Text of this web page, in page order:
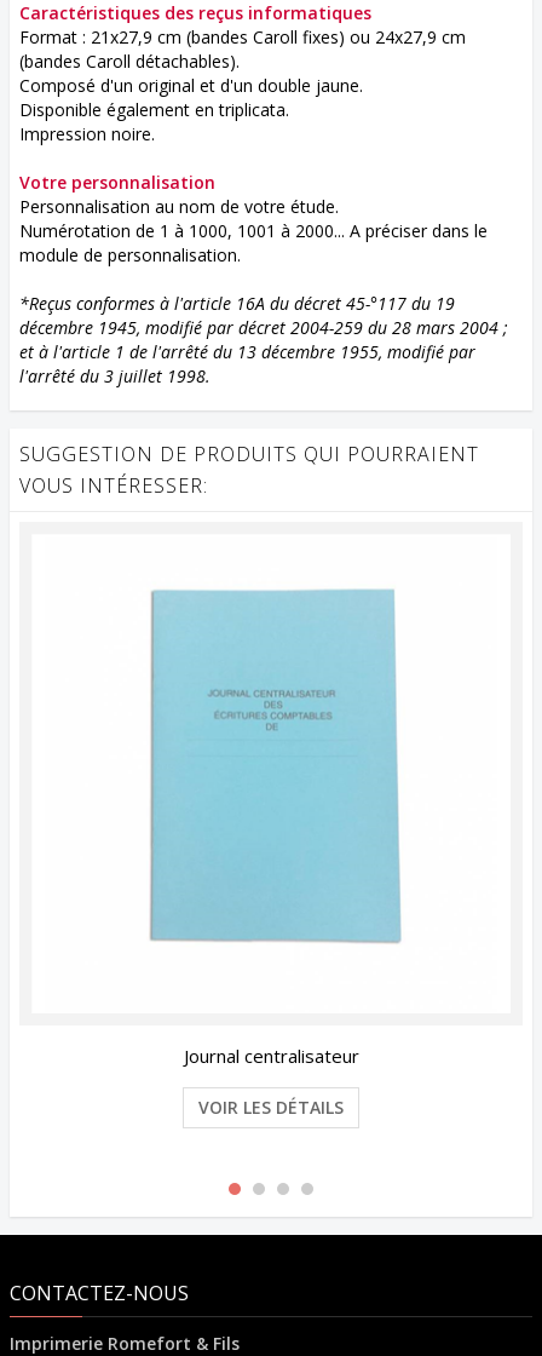
Caractéristiques des reçus informatiques
Format : 21x27,9 cm (bandes Caroll fixes) ou 24x27,9 cm
(bandes Caroll détachables).
Composé d'un original et d'un double jaune.
Disponible également en triplicata.
Impression noire.
Votre personnalisation
Personnalisation au nom de votre étude.
Numérotation de 1 à 1000, 1001 à 2000... A préciser dans le
module de personnalisation.
*Reçus conformes à l'article 16A du décret 45-°117 du 19
décembre 1945, modifié par décret 2004-259 du 28 mars 2004 ;
et à l'article 1 de l'arrêté du 13 décembre 1955, modifié par
l'arrêté du 3 juillet 1998.
SUGGESTION DE PRODUITS QUI POURRAIENT
VOUS INTÉRESSER:
Journal centralisateur
VOIR LES DÉTAILS
CONTACTEZ-NOUS
Imprimerie Romefort & Fils